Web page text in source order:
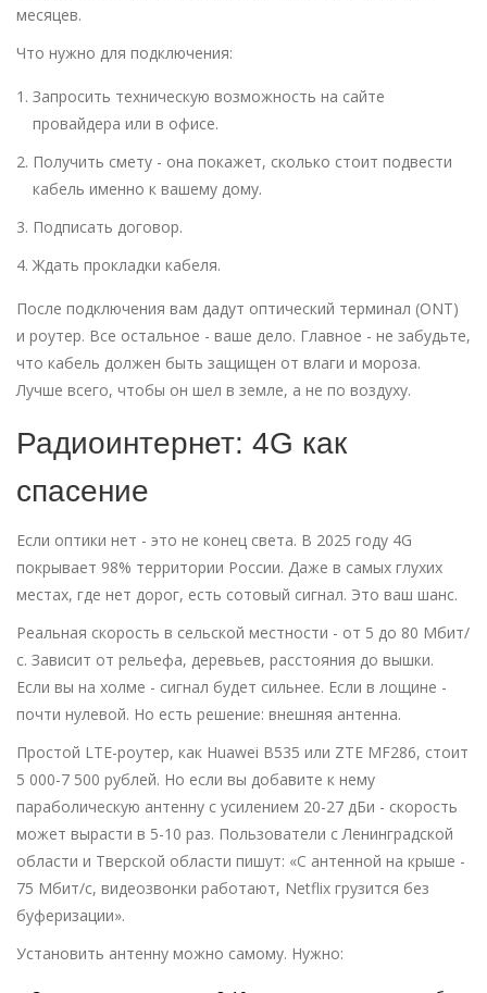
месяцев.
Что нужно для подключения:
Запросить техническую возможность на сайте
провайдера или в офисе.
Получить смету - она покажет, сколько стоит подвести
кабель именно к вашему дому.
Подписать договор.
Ждать прокладки кабеля.
После подключения вам дадут оптический терминал (ONT)
и роутер. Все остальное - ваше дело. Главное - не забудьте,
что кабель должен быть защищен от влаги и мороза.
Лучше всего, чтобы он шел в земле, а не по воздуху.
Радиоинтернет: 4G как
спасение
Если оптики нет - это не конец света. В 2025 году 4G
покрывает 98% территории России. Даже в самых глухих
местах, где нет дорог, есть сотовый сигнал. Это ваш шанс.
Реальная скорость в сельской местности - от 5 до 80 Мбит/
с. Зависит от рельефа, деревьев, расстояния до вышки.
Если вы на холме - сигнал будет сильнее. Если в лощине -
почти нулевой. Но есть решение: внешняя антенна.
Простой LTE-роутер, как Huawei B535 или ZTE MF286, стоит
5 000-7 500 рублей. Но если вы добавите к нему
параболическую антенну с усилением 20-27 дБи - скорость
может вырасти в 5-10 раз. Пользователи с Ленинградской
области и Тверской области пишут: «С антенной на крыше -
75 Мбит/с, видеозвонки работают, Netflix грузится без
буферизации».
Установить антенну можно самому. Нужно: